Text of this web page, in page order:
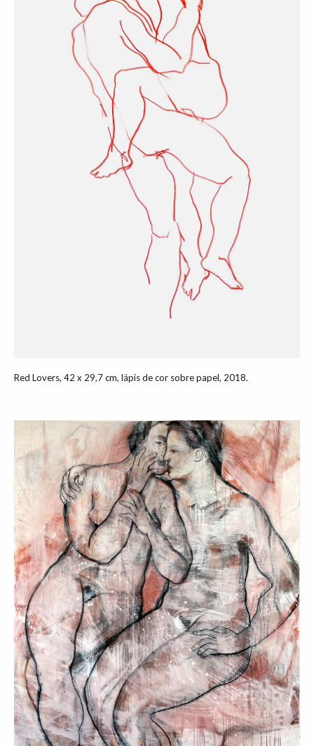
Red Lovers, 42 x 29,7 cm, lápis de cor sobre papel, 2018.